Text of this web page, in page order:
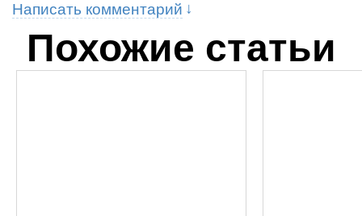
Написать комментарий
Похожие статьи